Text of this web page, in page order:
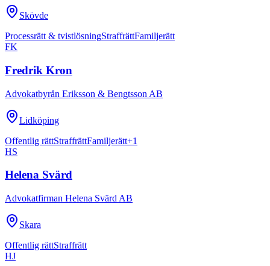
Skövde
Processrätt & tvistlösningStraffrättFamiljerätt
FK
Fredrik Kron
Advokatbyrån Eriksson & Bengtsson AB
Lidköping
Offentlig rättStraffrättFamiljerätt+1
HS
Helena Svärd
Advokatfirman Helena Svärd AB
Skara
Offentlig rättStraffrätt
HJ